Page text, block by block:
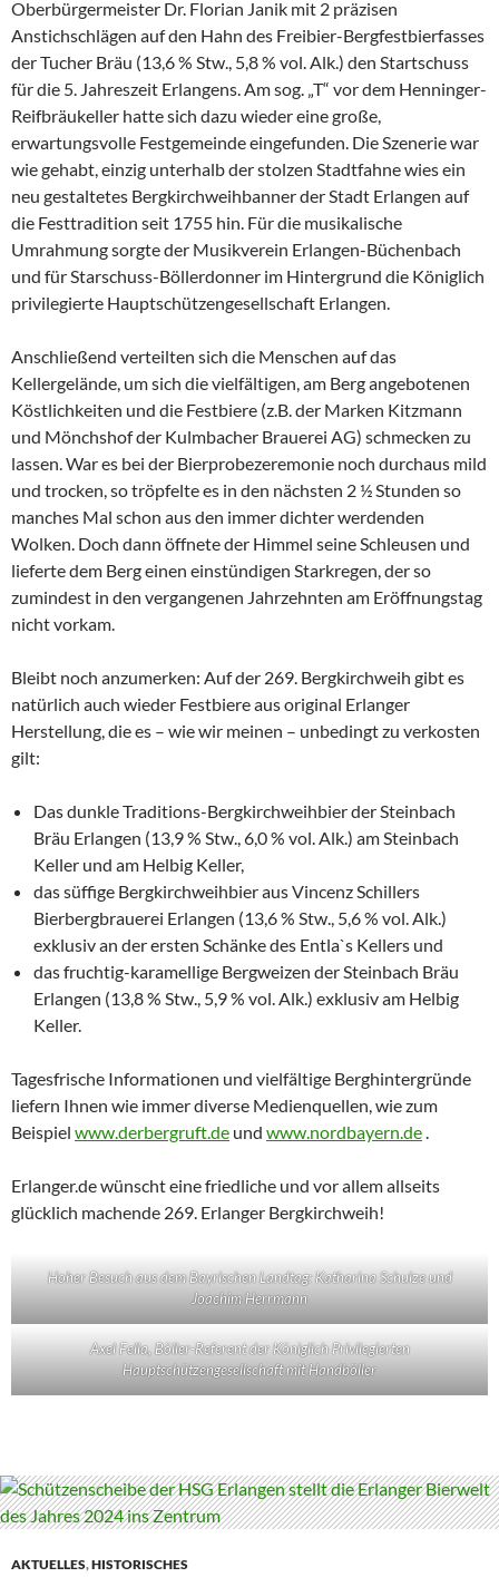
Oberbürgermeister Dr. Florian Janik mit 2 präzisen
Anstichschlägen auf den Hahn des Freibier-Bergfestbierfasses
der Tucher Bräu (13,6 % Stw., 5,8 % vol. Alk.) den Startschuss
für die 5. Jahreszeit Erlangens. Am sog. „T“ vor dem Henninger-
Reifbräukeller hatte sich dazu wieder eine große,
erwartungsvolle Festgemeinde eingefunden. Die Szenerie war
wie gehabt, einzig unterhalb der stolzen Stadtfahne wies ein
neu gestaltetes Bergkirchweihbanner der Stadt Erlangen auf
die Festtradition seit 1755 hin. Für die musikalische
Umrahmung sorgte der Musikverein Erlangen-Büchenbach
und für Starschuss-Böllerdonner im Hintergrund die Königlich
privilegierte Hauptschützengesellschaft Erlangen.
Anschließend verteilten sich die Menschen auf das
Kellergelände, um sich die vielfältigen, am Berg angebotenen
Köstlichkeiten und die Festbiere (z.B. der Marken Kitzmann
und Mönchshof der Kulmbacher Brauerei AG) schmecken zu
lassen. War es bei der Bierprobezeremonie noch durchaus mild
und trocken, so tröpfelte es in den nächsten 2 ½ Stunden so
manches Mal schon aus den immer dichter werdenden
Wolken. Doch dann öffnete der Himmel seine Schleusen und
lieferte dem Berg einen einstündigen Starkregen, der so
zumindest in den vergangenen Jahrzehnten am Eröffnungstag
nicht vorkam.
Bleibt noch anzumerken: Auf der 269. Bergkirchweih gibt es
natürlich auch wieder Festbiere aus original Erlanger
Herstellung, die es – wie wir meinen – unbedingt zu verkosten
gilt:
Das dunkle Traditions-Bergkirchweihbier der Steinbach
Bräu Erlangen (13,9 % Stw., 6,0 % vol. Alk.) am Steinbach
Keller und am Helbig Keller,
das süffige Bergkirchweihbier aus Vincenz Schillers
Bierbergbrauerei Erlangen (13,6 % Stw., 5,6 % vol. Alk.)
exklusiv an der ersten Schänke des Entla`s Kellers und
das fruchtig-karamellige Bergweizen der Steinbach Bräu
Erlangen (13,8 % Stw., 5,9 % vol. Alk.) exklusiv am Helbig
Keller.
Tagesfrische Informationen und vielfältige Berghintergründe
liefern Ihnen wie immer diverse Medienquellen, wie zum
Beispiel www.derbergruft.de und www.nordbayern.de.
Erlanger.de wünscht eine friedliche und vor allem allseits
glücklich machende 269. Erlanger Bergkirchweih!
Hoher Besuch aus dem Bayrischen Landtag: Katharina Schulze und
Joachim Herrmann
Axel Fella, Böller-Referent der Königlich Privilegierten
Hauptschützengesellschaft mit Handböller
AKTUELLES,HISTORISCHES